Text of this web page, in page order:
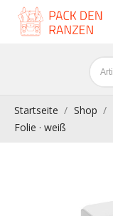
Startseite Shop
Folie · weiß